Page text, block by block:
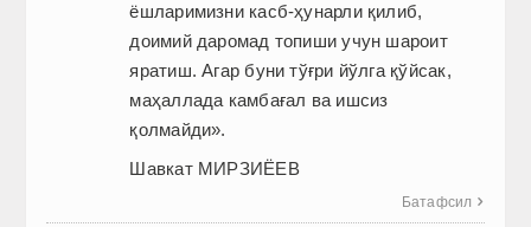
ёшларимизни касб-ҳунарли қилиб,
доимий даромад топиши учун шароит
яратиш. Агар буни тўғри йўлга қўйсак,
маҳаллада камбағал ва ишсиз
қолмайди».
Шавкат МИРЗИЁЕВ
Батафсил 